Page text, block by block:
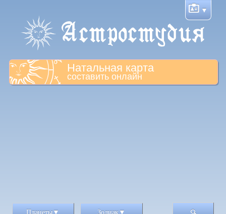
Натальная карта
составить онлайн
Планеты Зодиак